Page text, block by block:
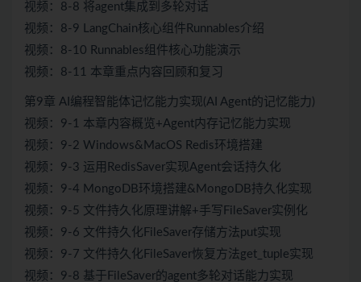
视频：8-8 将agent集成到多轮对话
视频：8-9 LangChain核心组件Runnables介绍
视频：8-10 Runnables组件核心功能演示
视频：8-11 本章重点内容回顾和复习
第9章 AI编程智能体记忆能力实现(AI Agent的记忆能力)
视频：9-1 本章内容概览+Agent内存记忆能力实现
视频：9-2 Windows&MacOS Redis环境搭建
视频：9-3 运用RedisSaver实现Agent会话持久化
视频：9-4 MongoDB环境搭建&MongoDB持久化实现
视频：9-5 文件持久化原理讲解+手写FileSaver实例化
视频：9-6 文件持久化FileSaver存储方法put实现
视频：9-7 文件持久化FileSaver恢复方法get_tuple实现
视频：9-8 基于FileSaver的agent多轮对话能力实现